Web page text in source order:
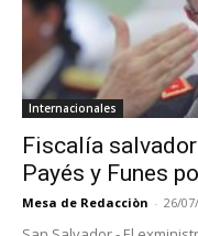
Internacionales
Fiscalía
Payés y Funes
Mesa de Redacciòn - 26/